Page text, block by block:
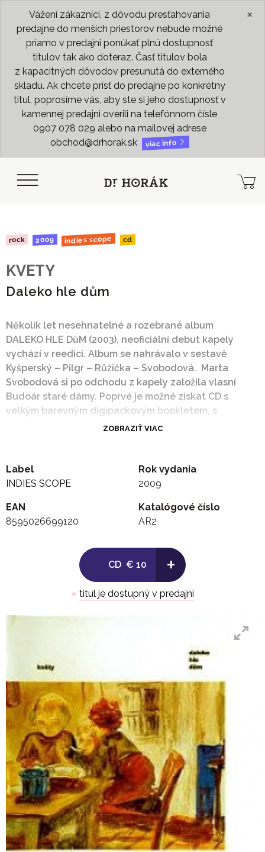
Vážení zákazníci, z dôvodu presťahovania
predajne do menších priestorov nebude možné
priamo v predajni ponúkať plnú dostupnosť
titulov tak ako doteraz. Časť titulov bola
z kapacitných dôvodov presunutá do externého
skladu. Ak chcete prísť do predajne po konkrétny
titul, poprosíme vás, aby ste si jeho dostupnosť v
kamennej predajni overili na telefónnom čísle
0907 078 029 alebo na mailovej adrese
obchod@drhorak.sk
viac info
×
rock 2009 indies scope cd
KVETY
Daleko hle dům
Několik let nesehnatelné a rozebrané album
DALEKO HLE DůM (2003), neoficiální debut kapely
vychází v reedici. Album se nahrávalo v sestavě
Kyšperský – Pilgr – Růžička – Svobodová. Marta
Svobodová si po odchodu z kapely založila vlasní
Budoár staré dámy. Poprvé je možné získat CD s
velkým barevným digipackovým bookletem, s
ošetřeným průzračným zvukem a průvodním slovem
1 – Smažení
2 – Tango
4 – Zbojník
5 – Předehra II.
7 – Krejčí a syn
8 – Daleko hle dům
10 – A pak je neděle
M. E. Kyšperský - zpěv, kytary, mandolína, houpačky,
velká foukačka
Marta Svobodová - zpěv, mandolína, housle,
xylofon, kazu, velká foukačka
Martin Růžička - violoncello
Aleš Pilgr - bicí, perkuse, mandolína, xylofon, malá
foukačka
Tomáš Vtípil j.h. - housle
Milan Nytra j.h. - velká foukačka
Broňa Šmíd j.h. - klarinet
Obal M. E. Kyšperský s použtím obrazu pana Jana
Moštěka
Nahrál Broňa Šmíd ve svém studiu v červenci 2003.
ZOBRAZIŤ VIAC
Label
INDIES SCOPE
Rok vydania
2009
EAN
8595026699120
Katalógové číslo
AR2
CD € 10 +
● titul je dostupný v predajni